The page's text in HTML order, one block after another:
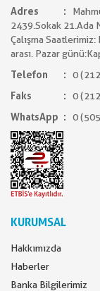
Adres
2439.Sokak 21.Ada
Çalışma
arası. Pazar
Telefon
0
Faks
0
WhatsApp
0
KURUMSAL
Hakkımızda
Haberler
Banka Bilgilerimiz